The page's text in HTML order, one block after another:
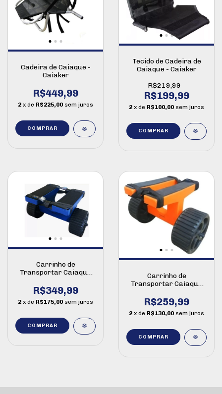
Cadeira de Caiaque -
Caiaker
R$449,99
2 x de R$225,00 sem juros
Tecido de Cadeira de
Caiaque - Caiaker
R$219,99
R$199,99
2 x de R$100,00 sem juros
Carrinho de
Transportar Caiaque
(Modelo Maior)
R$349,99
2 x de R$175,00 sem juros
Carrinho de
Transportar Caiaque
R$259,99
2 x de R$130,00 sem juros